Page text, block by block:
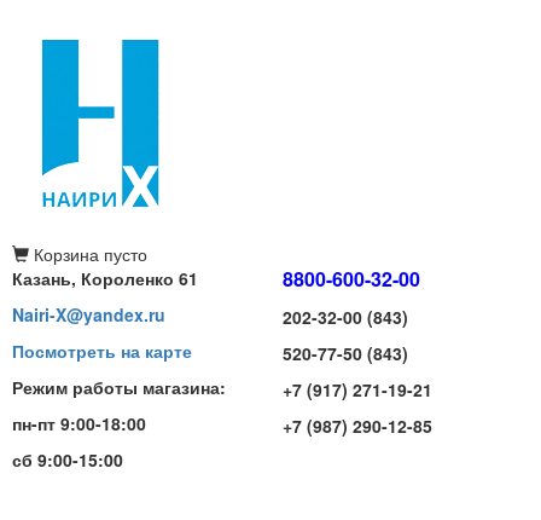
Корзина пусто
Казань, Короленко 61
Nairi-X@yandex.ru
Посмотреть на карте
Режим работы магазина:
пн-пт 9:00-18:00
сб 9:00-15:00
8800-600-32-00
202-32-00 (843)
520-77-50 (843)
+7 (917) 271-19-21
+7 (987) 290-12-85